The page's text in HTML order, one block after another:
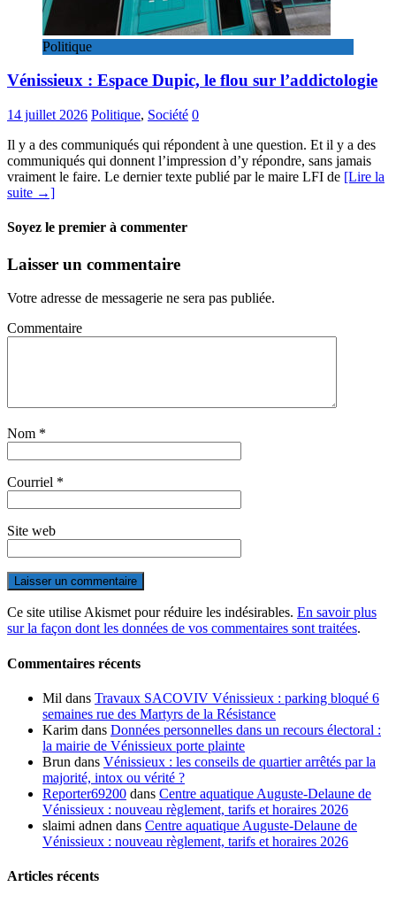
Politique
Vénissieux : Espace Dupic, le flou sur l’addictologie
14 juillet 2026 Politique, Société 0
Il y a des communiqués qui répondent à une question. Et il y a des
communiqués qui donnent l’impression d’y répondre, sans jamais
vraiment le faire. Le dernier texte publié par le maire LFI de [Lire la
suite →]
Soyez le premier à commenter
Laisser un commentaire
Votre adresse de messagerie ne sera pas publiée.
Commentaire
Nom *
Courriel *
Site web
Ce site utilise Akismet pour réduire les indésirables. En savoir plus
sur la façon dont les données de vos commentaires sont traitées.
Commentaires récents
Mil dans Travaux SACOVIV Vénissieux : parking bloqué 6
semaines rue des Martyrs de la Résistance
Karim dans Données personnelles dans un recours électoral :
la mairie de Vénissieux porte plainte
Brun dans Vénissieux : les conseils de quartier arrêtés par la
majorité, intox ou vérité ?
Reporter69200 dans Centre aquatique Auguste-Delaune de
Vénissieux : nouveau règlement, tarifs et horaires 2026
slaimi adnen dans Centre aquatique Auguste-Delaune de
Vénissieux : nouveau règlement, tarifs et horaires 2026
Articles récents